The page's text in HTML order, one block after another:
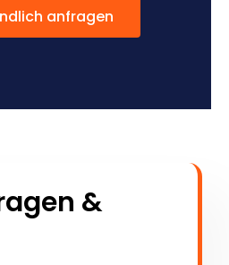
anfragen
&